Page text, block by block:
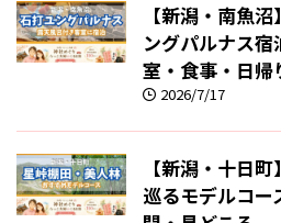
【新潟・南魚
ングパルナス
室・食事・日帰
2026/7/17
【新潟・十日
巡るモデルコ